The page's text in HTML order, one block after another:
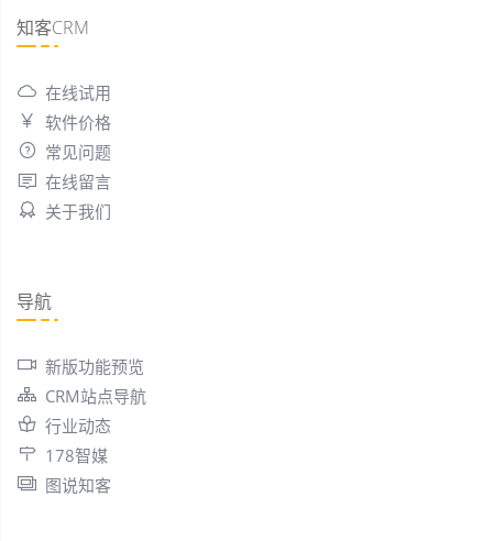
知客CRM
在线试用
软件价格
常见问题
在线留言
关于我们
导航
新版功能预览
CRM站点导航
行业动态
178智媒
图说知客